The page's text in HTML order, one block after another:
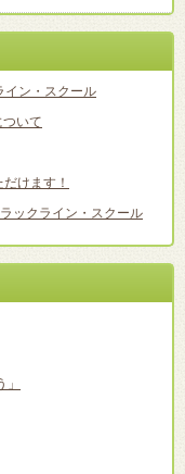
イン・スクール
ついて
けます！
ックライン・スクール